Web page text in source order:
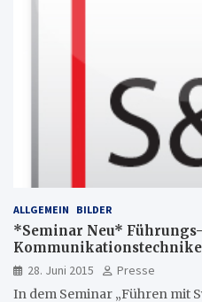
ALLGEMEIN BILDER
*Seminar Neu*
28. Juni 2015
Presse
In dem Seminar „Führen mit